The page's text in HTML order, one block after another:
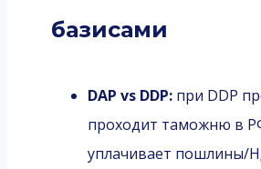
базисами
DAP vs DDP: при DDP
проходит таможню в
уплачивает пошлины/